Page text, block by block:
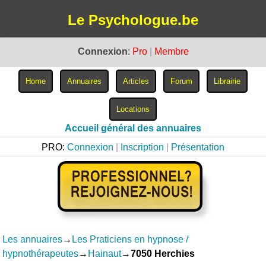
Le Psychologue.be
Connexion: Pro Membre
Accueil général des annuaires
PRO: Connexion Inscription Présentation
Les annuaires→ Les Praticiens en hypnose /
hypnothérapeutes→ Hainaut→7050 Herchies